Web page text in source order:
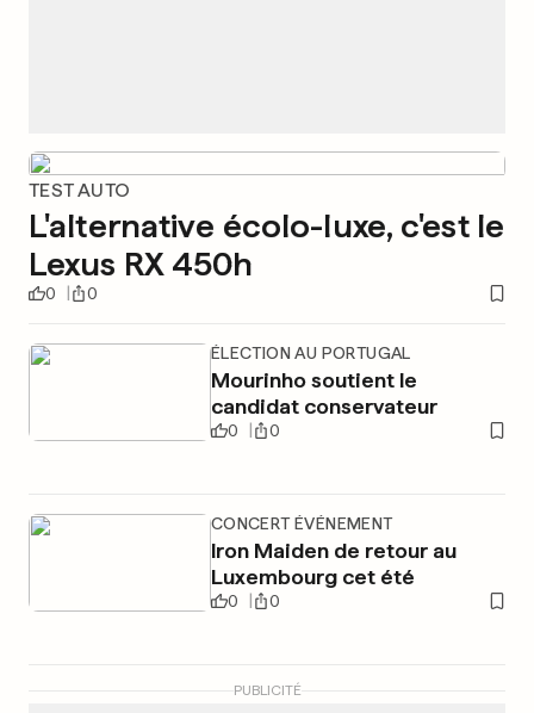
TEST AUTO
L'alternative écolo-luxe, c'est le
Lexus RX 450h
0 0
ÉLECTION AU PORTUGAL
Mourinho soutient le
candidat conservateur
0 0
CONCERT ÉVÉNEMENT
Iron Maiden de retour au
Luxembourg cet été
0 0
PUBLICITÉ